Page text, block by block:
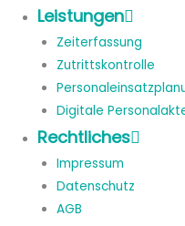
Leistungen
Zeiterfassung
Zutrittskontrolle
Digitale
Rechtliches
Impressum
Datenschutz
AGB